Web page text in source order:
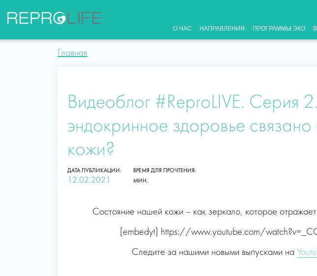
О НАС НАПРАВЛЕНИЯ ПРОГРАММЫ ЭКО
Главная
Видеоблог #ReproLIVE. Серия
эндокринное здоровье
кожи?
ДАТА ПУБЛИКАЦИИ:
12.02.2021
ВРЕМЯ ДЛЯ ПРОЧТЕНИЯ:
МИН.
Состояние нашей кожи – как зеркало, которое
[embedyt] https://www.youtube.com/
Следите за нашими новыми выпусками на